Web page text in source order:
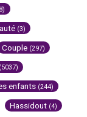
(3)
Couple (297)
(5037)
enfants (244)
Hassidout (4)